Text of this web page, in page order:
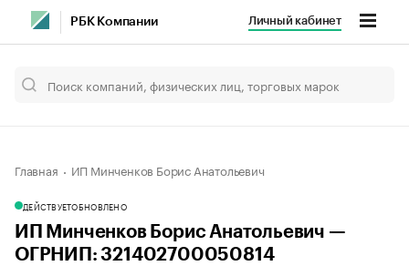
РБК Компании Личный кабинет
Главная ИП Минченков Борис Анатольевич
ДЕЙСТВУЕТОБНОВЛЕНО
ИП Минченков Борис Анатольевич —
ОГРНИП: 321402700050814